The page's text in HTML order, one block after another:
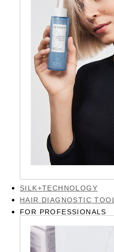
SILK+TECHNOLOGY
HAIR DIAGNOSTIC TOOL
FOR PROFESSIONALS